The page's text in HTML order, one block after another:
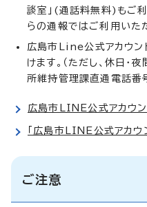
談室」(通話料無料)もご
らの通報ではご利用いた
広島市Line公式アカウン
けます。（ただし、休日・
所維持管理課直通電話番
広島市LINE公式アカウン
「広島市LINE公式アカウ
ご注意